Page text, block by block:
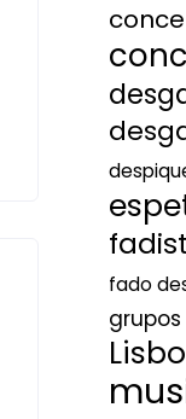
fado
grupos